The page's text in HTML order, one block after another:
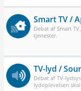
Smart TV /
Debat af Smart
tjenester.
TV-lyd /
Debat af TV-
lydoplevelsen